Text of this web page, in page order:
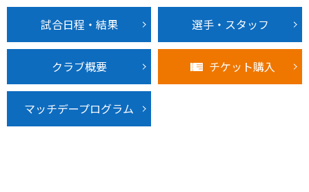
試合日程・結果 選手・スタッフ
クラブ概要 チケット購入
マッチデープログラム